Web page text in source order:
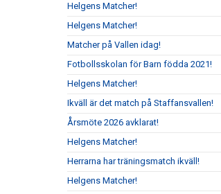
Helgens Matcher!
Helgens Matcher!
Matcher på Vallen idag!
Fotbollsskolan för Barn födda 2021!
Helgens Matcher!
Ikväll är det match på Staffansvallen!
Årsmöte 2026 avklarat!
Helgens Matcher!
Herrarna har träningsmatch ikväll!
Helgens Matcher!